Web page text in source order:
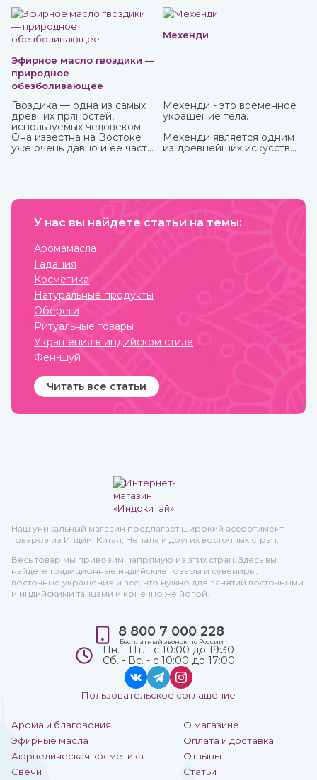
интересного и необычного развлечения, которое
должно прийтись по нраву всем.
Эфирное масло гвоздики —
природное
обезболивающее
Гвоздика — одна из самых
древних пряностей,
используемых человеком.
Она известна на Востоке
уже очень давно и ее часто
Мехенди
Мехенди - это временное
украшение тела.
Мехенди является одним
из древнейших искусств
мехенди не установлено.
хной занимались народы
У нас вы найдете статьи на темы:
Аромамасла
Гадания
Косметика
Натуральные продукты
Обереги
Ритуальные товары
Украшения в индийском стиле
Фен-шуй
Читать все статьи
Наш уникальный магазин предлагает широкий ассортимент
товаров из Индии, Китая, Непала и других восточных стран.
Весь товар мы привозим напрямую из этих стран. Здесь вы
найдете традиционные индийские товары и сувениры,
восточные украшения и все, что нужно для занятий восточными
и индийскими танцами и конечно же йогой.
Арома и благовония
Эфирные масла
Аюрведическая косметика
Свечи
О магазине
Оплата и доставка
Отзывы
Статьи
8 800 7 000 228
Бесплатный звонок по России
Пн. - Пт. - с 10:00 до 19:30
Сб. - Вс. - с 10:00 до 17:00
Пользовательское соглашение